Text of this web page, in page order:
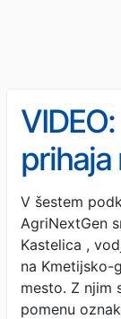
prihaja
V šestem
AgriNextGen
Kastelica ,
na Kmetijsko-
mesto. Z njim
pomenu